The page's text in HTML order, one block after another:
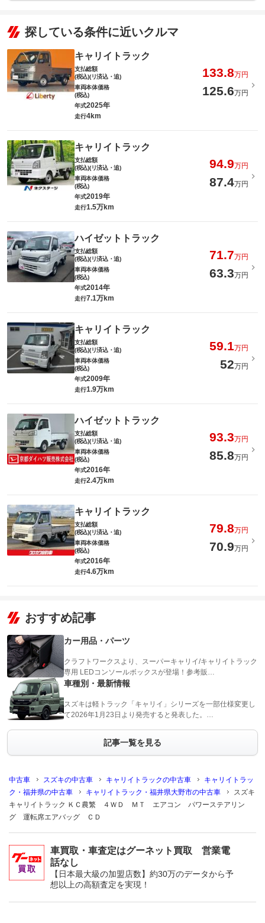
探している条件に近いクルマ
キャリイトラック
支払総額
(税込)(リ済込・追)
133.8万円
車両本体価格
(税込)
125.6万円
年式2025年
走行4km
キャリイトラック
支払総額
(税込)(リ済込・追)
94.9万円
車両本体価格
(税込)
87.4万円
年式2019年
走行1.5万km
ハイゼットトラック
支払総額
(税込)(リ済込・追)
71.7万円
車両本体価格
(税込)
63.3万円
年式2014年
走行7.1万km
キャリイトラック
支払総額
(税込)(リ済込・追)
59.1万円
車両本体価格
(税込)
52万円
年式2009年
走行1.9万km
ハイゼットトラック
支払総額
(税込)(リ済込・追)
93.3万円
車両本体価格
(税込)
85.8万円
年式2016年
走行2.4万km
キャリイトラック
支払総額
(税込)(リ済込・追)
79.8万円
車両本体価格
(税込)
70.9万円
年式2016年
走行4.6万km
おすすめ記事
カー用品・パーツ
クラフトワークスより、スーパーキャリイ/キャリイトラック
専用 LEDコンソールボックスが登場！参考販…
車種別・最新情報
スズキは軽トラック「キャリイ」シリーズを一部仕様変更し
て2026年1月23日より発売すると発表した。…
記事一覧を見る
中古車 スズキの中古車 キャリイトラックの中古車
キャリイトラッ
ク・福井県の中古車
キャリイトラック・福井県大野市の中古車
スズキ
キャリイトラック ＫＣ農繁 ４ＷＤ ＭＴ エアコン パワーステアリン
グ 運転席エアバッグ ＣＤ
車買取・車査定はグーネット買取 営業電
話なし
【日本最大級の加盟店数】約30万のデータから予
想以上の高額査定を実現！